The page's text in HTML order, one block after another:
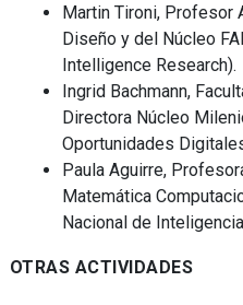
Martin Tironi, Profesor
Diseño y del Núcleo
Intelligence Research).
Ingrid Bachmann,
Directora Núcleo
Oportunidades
Paula Aguirre,
Matemática
Nacional de
OTRAS ACTIVIDADES